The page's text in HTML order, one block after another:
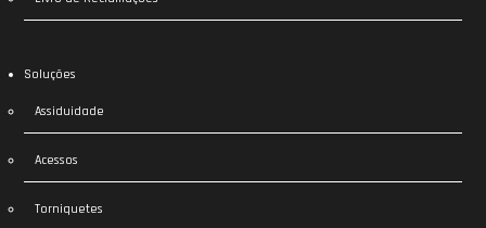
Soluções
Assiduidade
Acessos
Torniquetes